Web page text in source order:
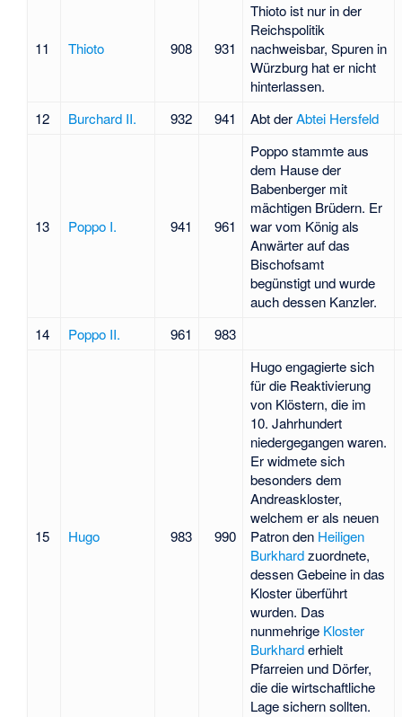
11 Thioto 908 931
Thioto ist nur in der
Reichspolitik
nachweisbar, Spuren in
Würzburg hat er nicht
hinterlassen.
12
Burchard II. 932 941 Abt derAbtei Hersfeld
13 Poppo I. 941 961
Poppo stammte aus
dem Hause der
Babenberger mit
mächtigen Brüdern. Er
war vom König als
Anwärter auf das
Bischofsamt
begünstigt und wurde
auch dessen Kanzler.
14
Poppo II. 961 983
15 Hugo 983 990
Hugo engagierte sich
für die Reaktivierung
von Klöstern, die im
10. Jahrhundert
niedergegangen waren.
Er widmete sich
besonders dem
Andreaskloster,
welchem er als neuen
Patron den Heiligen
Burkhardzuordnete,
dessen Gebeine in das
Kloster überführt
wurden. Das
nunmehrige Kloster
Burkharderhielt
Pfarreien und Dörfer,
die die wirtschaftliche
Lage sichern sollten.